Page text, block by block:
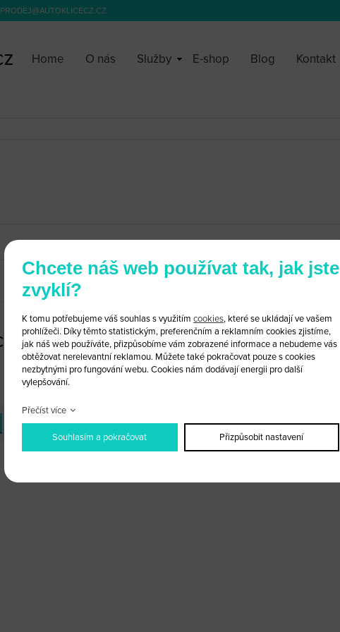
PRODEJ@AUTOKLICECZ.CZ
Home O nás Služby E-shop Blog Kontakt
Home O nás Služby E-shop Blog Kontakt
Obchodní podmínky|Webové stránky ©2026 PANKREA|Nastavení cookies
Chcete náš web používat tak, jak jste
zvyklí?
K tomu potřebujeme váš souhlas s využitím cookies, které se ukládají ve vašem
prohlížeči. Díky těmto statistickým, preferenčním a reklamním cookies zjistíme,
jak náš web používáte, přizpůsobíme vám zobrazené informace a nebudeme vás
obtěžovat nerelevantní reklamou. Můžete také pokračovat pouze s cookies
nezbytnými pro fungování webu. Cookies nám dodávají energii pro další
vylepšování.
Přečíst více
Souhlasím a pokračovat Přizpůsobit nastavení